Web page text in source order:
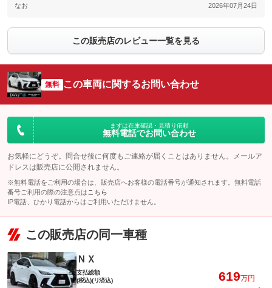
なお 2026年07月24日
この販売店のレビュー一覧を見る
無料 この車両に関するお問い合わせ
まずは在庫確認・見積り依頼
無料電話でお問い合わせ
お気軽にどうぞ。問合せ後に何度もご連絡が届くことはありません。メールア
ドレスは販売店に公開されません。
※無料電話をご利用の場合は、販売店へお客様の電話番号が通知されます。無料電話
番号ご利用の際の注意点は こちら
IP電話、ひかり電話からはご利用いただけません。
この販売店の同一車種
ＮＸ
支払総額
(税込)(リ済込)
619万円